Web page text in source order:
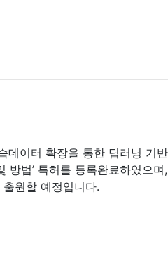
데이터 확장을 통한 딥러닝 기반
방법’ 특허를 등록완료하였으며,
원할 예정입니다.